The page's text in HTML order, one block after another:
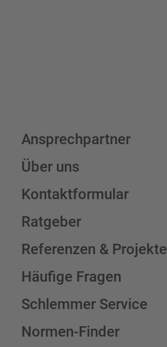
Ansprechpartner
Über uns
Kontaktformular
Ratgeber
Referenzen & Projekte
Häufige Fragen
Schlemmer Service
Normen-Finder